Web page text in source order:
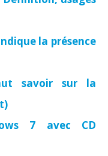
la présence
savoir sur la
7 avec CD